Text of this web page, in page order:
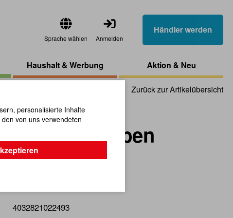
Sprache wählen Anmelden
Händler werden
Haushalt & Werbung Aktion & Neu
Zurück zur Artikelübersicht
silberfarben
sich die Präsentationsscheibe.
4032821022493
personalisierte Inhalte
von uns verwendeten